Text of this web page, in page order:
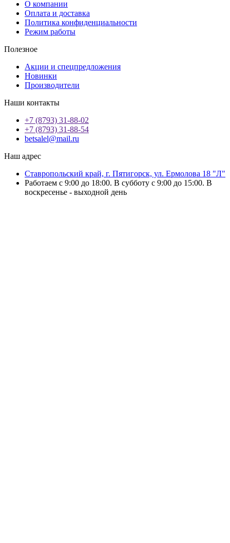
О компании
Оплата и доставка
Политика конфиденциальности
Режим работы
Полезное
Акции и спецпредложения
Новинки
Производители
Наши контакты
+7 (8793) 31-88-02
+7 (8793) 31-88-54
betsalel@mail.ru
Наш адрес
Ставропольский край, г. Пятигорск, ул. Ермолова 18 "Л"
Работаем с 9:00 до 18:00. В субботу с 9:00 до 15:00. В
воскресенье - выходной день